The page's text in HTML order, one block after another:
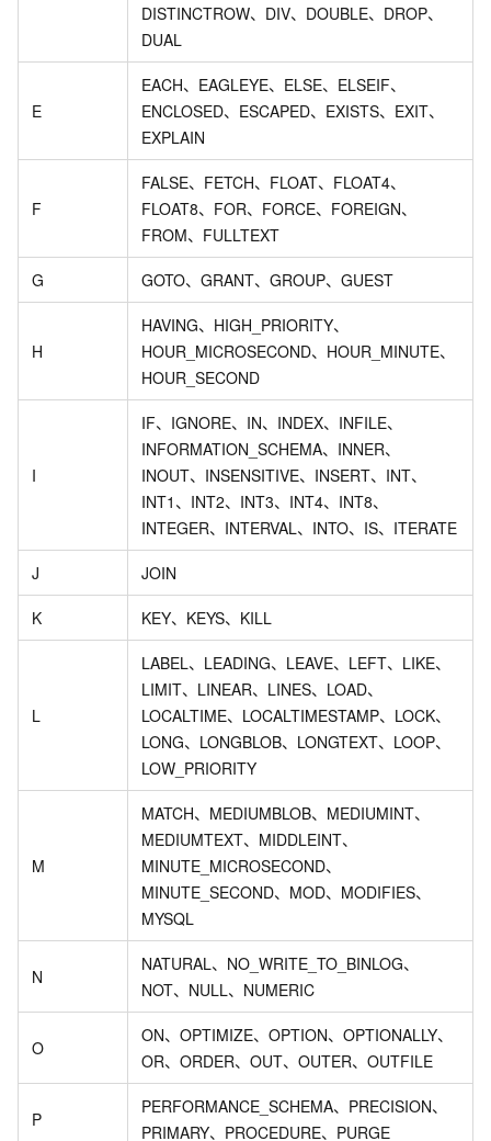
DISTINCTROW、DIV、DOUBLE、DROP、
DUAL
E
EACH、EAGLEYE、ELSE、ELSEIF、
ENCLOSED、ESCAPED、EXISTS、EXIT、
EXPLAIN
F
FALSE、FETCH、FLOAT、FLOAT4、
FLOAT8、FOR、FORCE、FOREIGN、
FROM、FULLTEXT
G GOTO、GRANT、GROUP、GUEST
H
HAVING、HIGH_PRIORITY、
HOUR_MICROSECOND、HOUR_MINUTE、
HOUR_SECOND
I
IF、IGNORE、IN、INDEX、INFILE、
INFORMATION_SCHEMA、INNER、
INOUT、INSENSITIVE、INSERT、INT、
INT1、INT2、INT3、INT4、INT8、
INTEGER、INTERVAL、INTO、IS、ITERATE
J JOIN
K KEY、KEYS、KILL
L
LABEL、LEADING、LEAVE、LEFT、LIKE、
LIMIT、LINEAR、LINES、LOAD、
LOCALTIME、LOCALTIMESTAMP、LOCK、
LONG、LONGBLOB、LONGTEXT、LOOP、
LOW_PRIORITY
M
MATCH、MEDIUMBLOB、MEDIUMINT、
MEDIUMTEXT、MIDDLEINT、
MINUTE_MICROSECOND、
MINUTE_SECOND、MOD、MODIFIES、
MYSQL
N
NATURAL、NO_WRITE_TO_BINLOG、
NOT、NULL、NUMERIC
O
ON、OPTIMIZE、OPTION、OPTIONALLY、
OR、ORDER、OUT、OUTER、OUTFILE
P
PERFORMANCE_SCHEMA、PRECISION、
PRIMARY、PROCEDURE、PURGE